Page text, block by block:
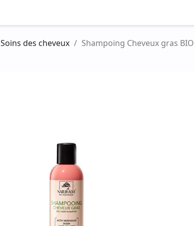
Soins des cheveux Shampoing Cheveux gras BIO